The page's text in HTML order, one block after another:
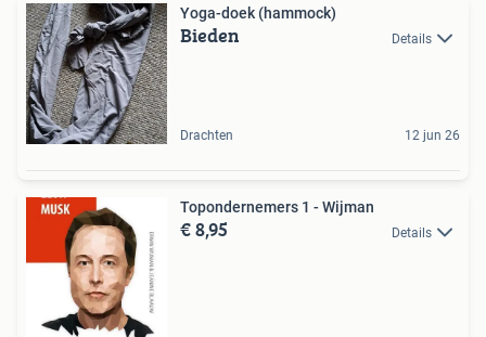
Yoga-doek (hammock)
Bieden Details
Drachten 12 jun 26
Topondernemers 1 - Wijman
€ 8,95 Details